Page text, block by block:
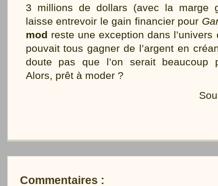
3 millions de dollars (avec la marge
laisse entrevoir le gain financier pour
mod reste une exception dans l’univers
pouvait tous gagner de l’argent en
doute pas que l’on serait beaucoup
Alors, prêt à moder ?
Commentaires :